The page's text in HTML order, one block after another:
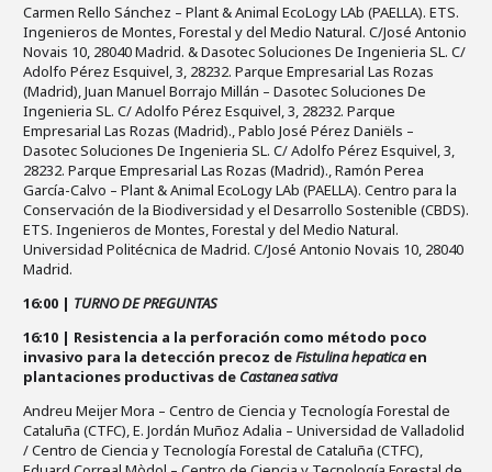
Carmen Rello Sánchez – Plant & Animal EcoLogy LAb (PAELLA). ETS.
Ingenieros de Montes, Forestal y del Medio Natural. C/José Antonio
Novais 10, 28040 Madrid. & Dasotec Soluciones De Ingenieria SL. C/
Adolfo Pérez Esquivel, 3, 28232. Parque Empresarial Las Rozas
(Madrid), Juan Manuel Borrajo Millán – Dasotec Soluciones De
Ingenieria SL. C/ Adolfo Pérez Esquivel, 3, 28232. Parque
Empresarial Las Rozas (Madrid)., Pablo José Pérez Daniëls –
Dasotec Soluciones De Ingenieria SL. C/ Adolfo Pérez Esquivel, 3,
28232. Parque Empresarial Las Rozas (Madrid)., Ramón Perea
García-Calvo – Plant & Animal EcoLogy LAb (PAELLA). Centro para la
Conservación de la Biodiversidad y el Desarrollo Sostenible (CBDS).
ETS. Ingenieros de Montes, Forestal y del Medio Natural.
Universidad Politécnica de Madrid. C/José Antonio Novais 10, 28040
Madrid.
16:00 | TURNO DE PREGUNTAS
16:10 | Resistencia a la perforación como método poco
invasivo para la detección precoz deFistulina hepaticaen
plantaciones productivas de Castanea sativa
Andreu Meijer Mora – Centro de Ciencia y Tecnología Forestal de
Cataluña (CTFC), E. Jordán Muñoz Adalia – Universidad de Valladolid
/ Centro de Ciencia y Tecnología Forestal de Cataluña (CTFC),